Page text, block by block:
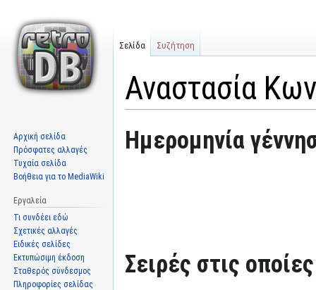
Αναστασία
Μετάβαση
στην
Πήδηση
στην
Ημερομηνία
Σειρές στις
Σελίδα Συζήτηση
Αρχική σελίδα
Πρόσφατες αλλαγές
Τυχαία σελίδα
Βοήθεια για το MediaWiki
Εργαλεία
Τι συνδέει εδώ
Σχετικές αλλαγές
Ειδικές σελίδες
Εκτυπώσιμη έκδοση
Σταθερός σύνδεσμος
Πληροφορίες σελίδας